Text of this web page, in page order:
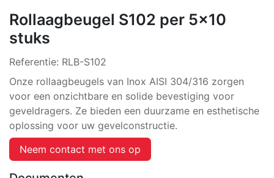
Rollaagbeugel S102 per 5x10
stuks
Referentie: RLB-S102
Onze rollaagbeugels van Inox AISI 304/316 zorgen
voor een onzichtbare en solide bevestiging voor
geveldragers. Ze bieden een duurzame en esthetische
oplossing voor uw gevelconstructie.
Neem contact met ons op